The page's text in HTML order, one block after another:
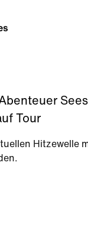
Tour
Hitzewelle